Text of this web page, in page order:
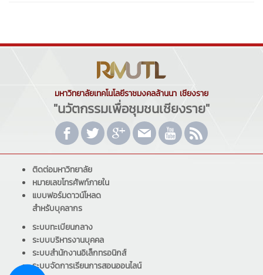
มหาวิทยาลัยเทคโนโลยีราชมงคลล้านนา เชียงราย
"นวัตกรรมเพื่อชุมชนเชียงราย"
ติดต่อมหาวิทยาลัย
หมายเลขโทรศัพท์ภายใน
แบบฟอร์มดาวน์โหลด
สำหรับบุคลากร
ระบบทะเบียนกลาง
ระบบบริหารงานบุคคล
ระบบสำนักงานอิเล็กทรอนิกส์
ระบบจัดการเรียนการสอนออนไลน์